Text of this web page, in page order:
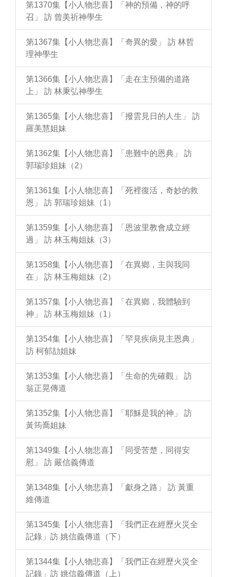
第1370集【小人物悲喜】「神的預備，神的呼
召」 訪 曾美祈神學生
第1367集【小人物悲喜】「奇異的愛」 訪 林哲
理神學生
第1366集【小人物悲喜】「走在主預備的道路
上」 訪 林秉弘神學生
第1365集【小人物悲喜】「撥雲見日的人生」 訪
羅美慧姐妹
第1362集【小人物悲喜】「患難中的恩典」 訪
郭瑞珍姐妹（2）
第1361集【小人物悲喜】「死裡復活，奇妙的救
恩」 訪 郭瑞珍姐妹（1）
第1359集【小人物悲喜】「恩波里教會成立經
過」 訪 林玉梅姐妹（3）
第1358集【小人物悲喜】「在異鄉，主與我同
在」 訪 林玉梅姐妹（2）
第1357集【小人物悲喜】「在異鄉，我體驗到
神」 訪 林玉梅姐妹（1）
第1354集【小人物悲喜】「罕見疾病見主恩典」
訪 柯郁劼姐妹
第1353集【小人物悲喜】「生命的先確觀」 訪
翁正晃傳道
第1352集【小人物悲喜】「耶穌是我的神」 訪
黃筠喬姐妹
第1349集【小人物悲喜】「同受苦楚，同得安
慰」 訪 嚴信義傳道
第1348集【小人物悲喜】「獻身之路」 訪 黃重
維傳道
第1345集【小人物悲喜】「我們正在經歷火災全
記錄」訪 姚信義傳道（下）
第1344集【小人物悲喜】「我們正在經歷火災全
記錄」訪 姚信義傳道（上）